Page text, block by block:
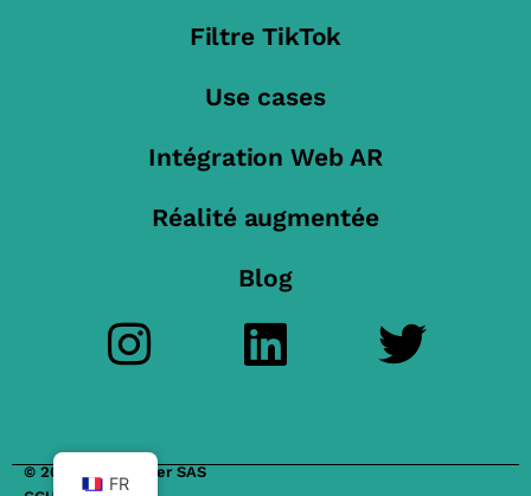
Filtre TikTok
Use cases
Intégration Web AR
Réalité augmentée
Blog
© 2023 FilterMaker SAS
FR